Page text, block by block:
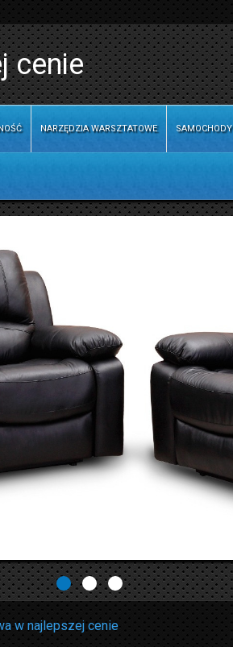
cenie
NARZĘDZIA WARSZTATOWE SAMOCHODY
w najlepszej cenie